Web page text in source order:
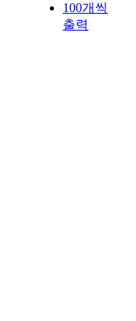
100개씩
출력